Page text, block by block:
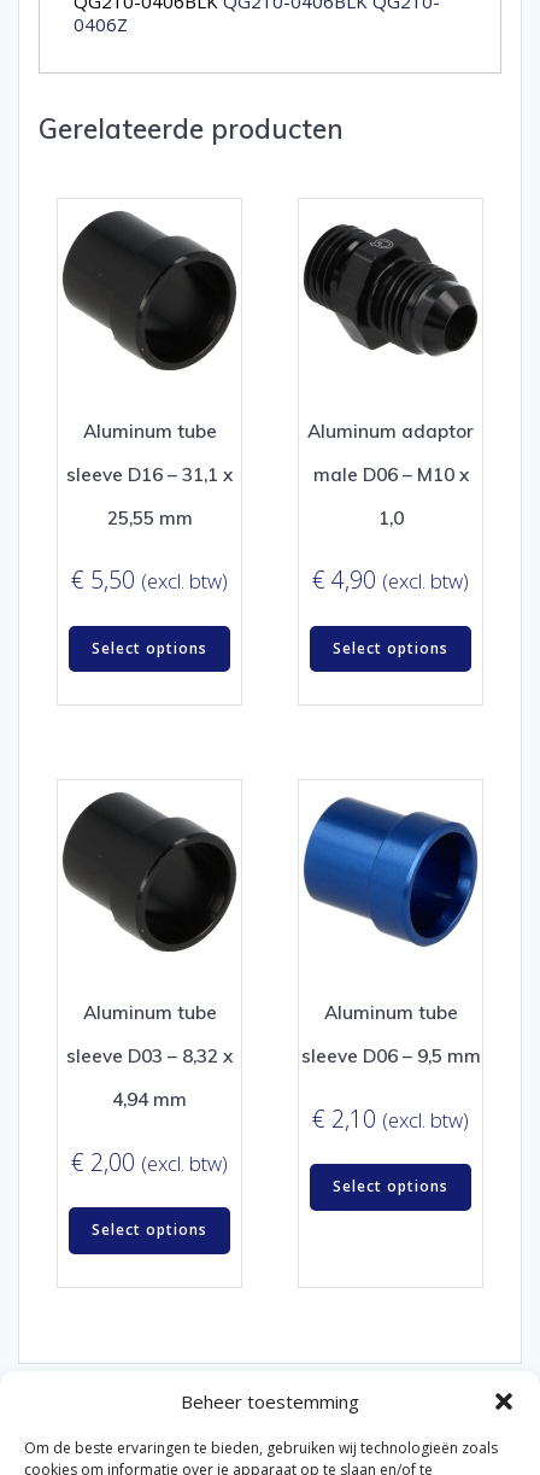
Beheer toestemming
Om de beste ervaringen te bieden, gebruiken wij technologieën zoals
cookies om informatie over je apparaat op te slaan en/of te
0406Z
Gerelateerde producten
Aluminum tube
sleeve D16 – 31,1 x
25,55 mm
€ 5,50 (excl. btw)
Select options
Aluminum adaptor
male D06 – M10 x
1,0
€ 4,90 (excl. btw)
Select options
Aluminum tube
sleeve D03 – 8,32 x
4,94 mm
€ 2,00 (excl. btw)
Select options
Aluminum tube
sleeve D06 – 9,5 mm
€ 2,10 (excl. btw)
Select options